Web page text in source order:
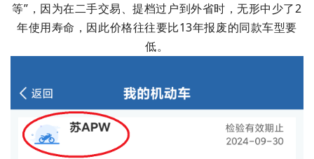
等”，因为在二手交易、提档过户到外省时，无形中少了2
年使用寿命，因此价格往往要比13年报废的同款车型要
低。